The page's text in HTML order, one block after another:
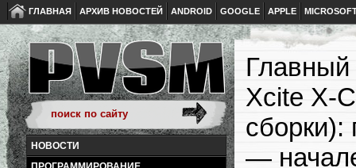
ГЛАВНАЯ АРХИВ НОВОСТЕЙ ANDROID GOOGLE APPLE
НОВОСТИ
Главный
Xcite X-
сборки):
—